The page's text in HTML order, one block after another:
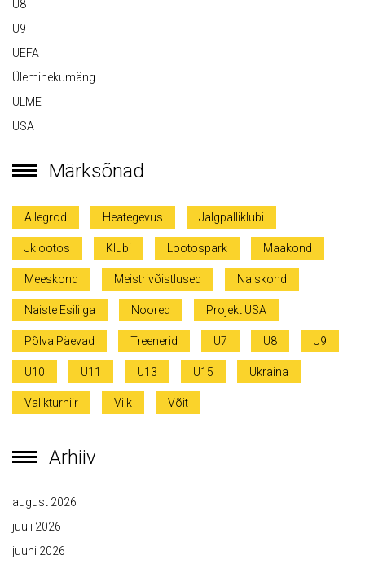
U8
U9
UEFA
Üleminekumäng
ULME
USA
Märksõnad
Allegrod Heategevus Jalgpalliklubi
Jklootos Klubi Lootospark Maakond
Meeskond Meistrivõistlused Naiskond
Naiste Esiliiga Noored Projekt USA
Põlva Päevad Treenerid U7 U8 U9
U10 U11 U13 U15 Ukraina
Valikturniir Viik Võit
Arhiiv
august 2026
juuli 2026
juuni 2026